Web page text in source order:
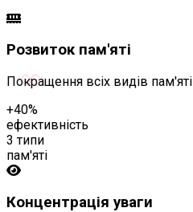
∞
Розвиток пам'яті
Покращення всіх видів пам'яті
+40%
ефективність
3 типи
пам'яті
Концентрація уваги